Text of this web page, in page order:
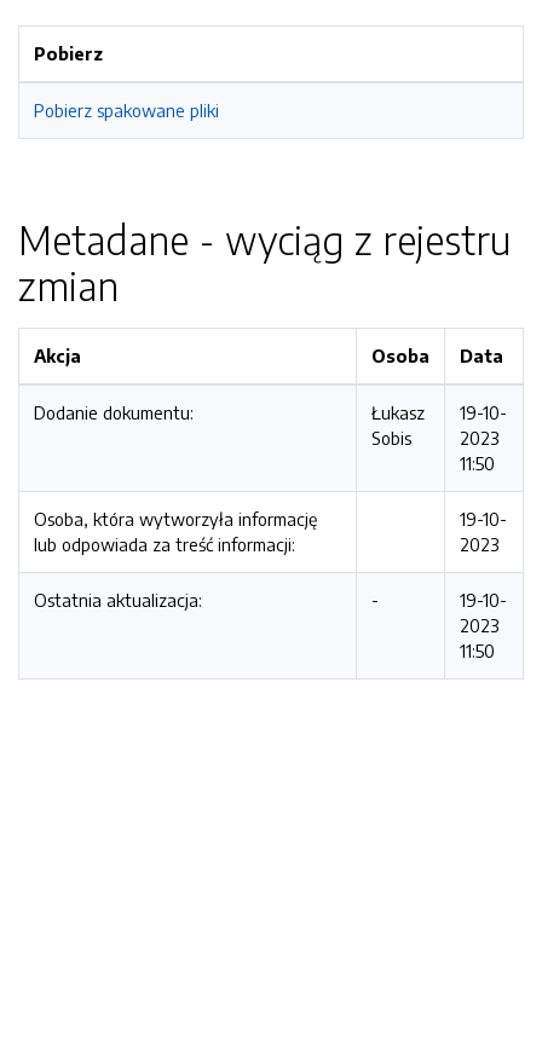
Pobierz
Pobierz spakowane pliki
Metadane - wyciąg z rejestru
zmian
Akcja Osoba Data
Dodanie dokumentu:
Łukasz
Sobis
19-10-
2023
11:50
Osoba, która wytworzyła informację
lub odpowiada za treść informacji:
19-10-
2023
Ostatnia aktualizacja: -
19-10-
2023
11:50